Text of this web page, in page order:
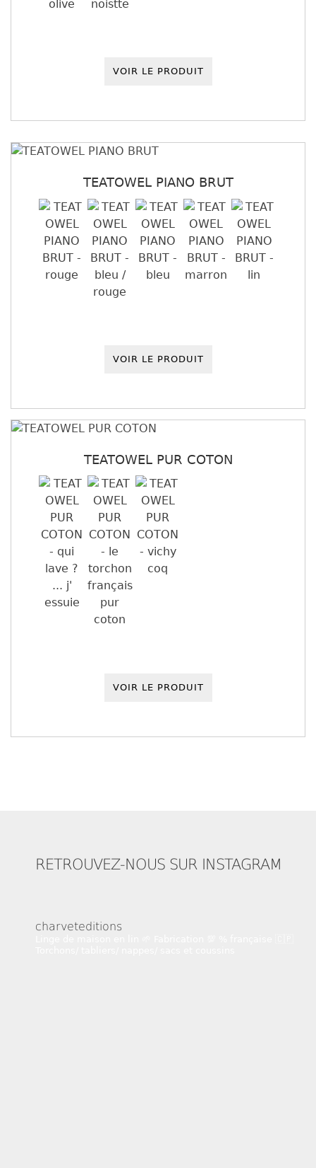
VOIR LE PRODUIT
TEATOWEL PIANO BRUT
VOIR LE PRODUIT
TEATOWEL PUR COTON
VOIR LE PRODUIT
RETROUVEZ-NOUS SUR INSTAGRAM
charveteditions